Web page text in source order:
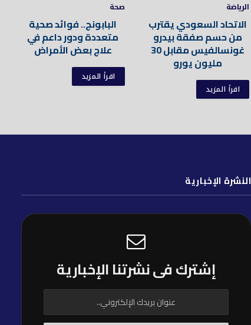
الرياضة
الاتحاد السعودي يقترب
من حسم صفقة بيدرو
غونسالفيس مقابل 30
مليون يورو
اقرأ المزيد
صحة
البابونج.. فوائد صحية
متعددة ودور داعم في
علاج بعض الأمراض
اقرأ المزيد
النشرة الإخبارية
إشترك فى نشرتنا الإخبارية